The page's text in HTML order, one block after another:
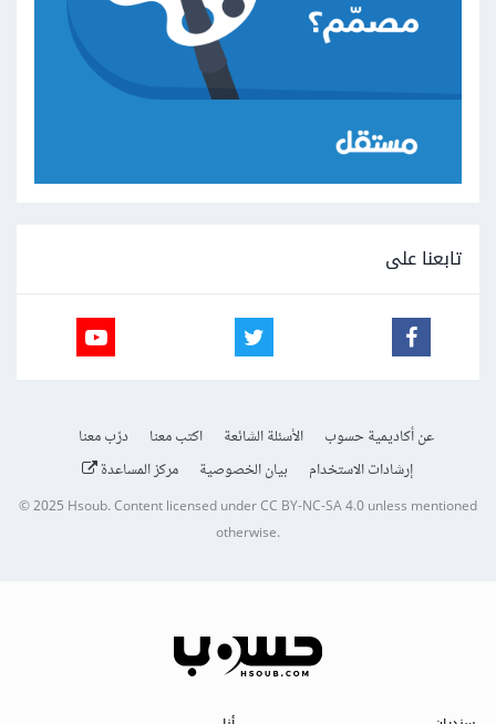
تابعنا على
عن أكاديمية حسوب الأسئلة الشائعة اكتب معنا
درّب معنا
إرشادات الاستخدام
بيان الخصوصية مركز المساعدة
© 2025Hsoub.Content licensed underCC BY-NC-SA 4.0unless mentioned
otherwise.